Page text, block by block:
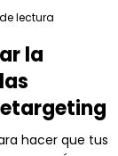
lectura
la